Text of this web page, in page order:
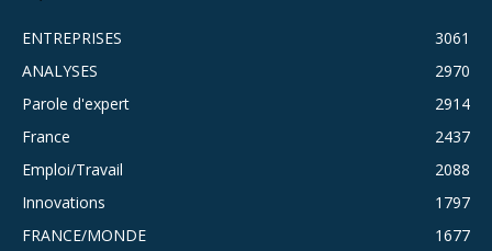
ENTREPRISES
3061
ANALYSES
2970
Parole d'expert
2914
France
2437
Emploi/Travail
2088
Innovations
1797
FRANCE/MONDE
1677